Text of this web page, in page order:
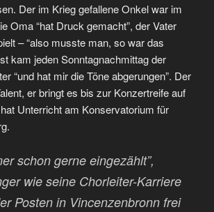
Der im Krieg gefallene Onkel war im
Oma “hat Druck gemacht”, der Vater
– “also musste man, so war das
kam jeden Sonntagnachmittag der
“und hat mir die Töne abgerungen”. Der
er bringt es bis zur Konzertreife auf
Unterricht am Konservatorium für
schon gerne eingezählt”,
wie seine Chorleiter-Karriere
Posten in Vincenzenbronn frei